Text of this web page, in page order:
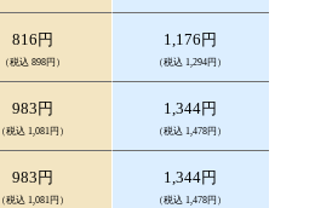
816円
（税込 898円）
1,176円
（税込 1,294円）
983円
（税込 1,081円）
1,344円
（税込 1,478円）
983円
（税込 1,081円）
1,344円
（税込 1,478円）